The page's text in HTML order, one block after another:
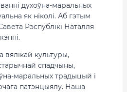
духоўна-маральных
як ніколі. Аб гэтым
Рэспублікі Наталля
вялікай культуры,
спадчыны,
маральных традыцый і
патэнцыялу. Наша